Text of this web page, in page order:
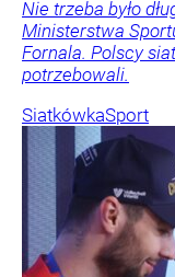
Nie trzeba było
Ministerstwa
Fornala. Polscy
potrzebowali.
SiatkówkaSport